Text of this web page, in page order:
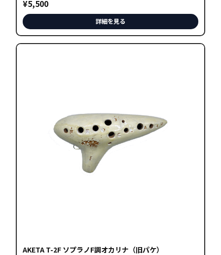
ま
す
¥5,500
詳細を見る
AKETA T-2F ソプラノF調オカリナ（旧パケ）